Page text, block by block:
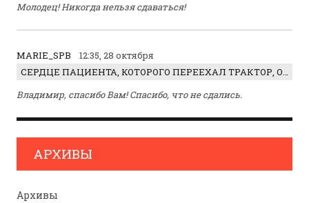
Молодец! Никогда нельзя сдаваться!
MARIE_SPB
12:35, 28 октября
СЕРДЦЕ ПАЦИЕНТА, КОТОРОГО ПЕРЕЕХАЛ ТРАКТОР, ОБНАРУЖИЛИ… В ЖИВОТЕ
Владимир, спасибо Вам! Спасибо, что не сдались.
АРХИВЫ
Архивы